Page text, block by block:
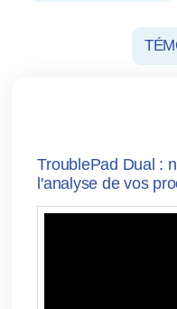
TroublePad Dual :
l'analyse de vos